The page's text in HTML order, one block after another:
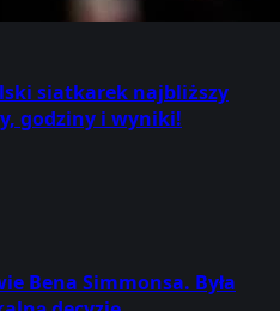
siatkarek najbliższy
godziny i wyniki!
Bena Simmonsa. Była